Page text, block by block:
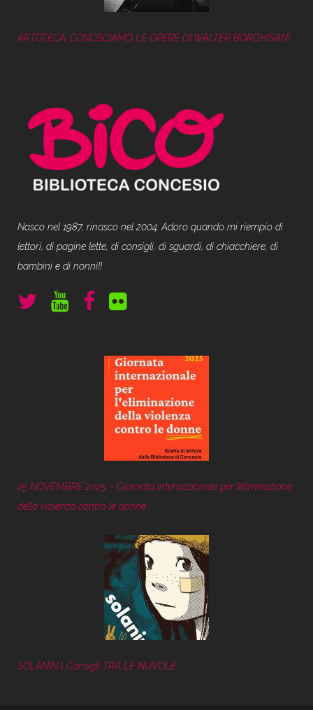
ARTOTECA: CONOSCIAMO LE OPERE DI WALTER BORGHISANI
Nasco nel 1987, rinasco nel 2004. Adoro quando mi riempio di
lettori, di pagine lette, di consigli, di sguardi, di chiacchiere, di
bambini e di nonni!!
25 NOVEMBRE 2025 – Giornata internazionale per l’eliminazione
della violenza contro le donne
SOLANIN | Consigli TRA LE NUVOLE